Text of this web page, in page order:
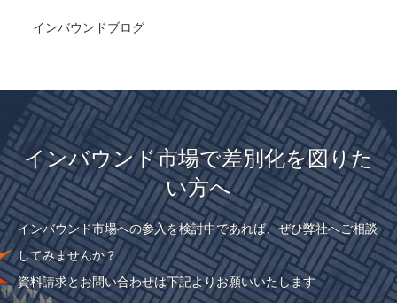
インバウンドブログ
インバウンド市場で差別化を図りた
い方へ
インバウンド市場への参入を検討中であれば、ぜひ弊社へご相談
してみませんか？
資料請求とお問い合わせは下記よりお願いいたします